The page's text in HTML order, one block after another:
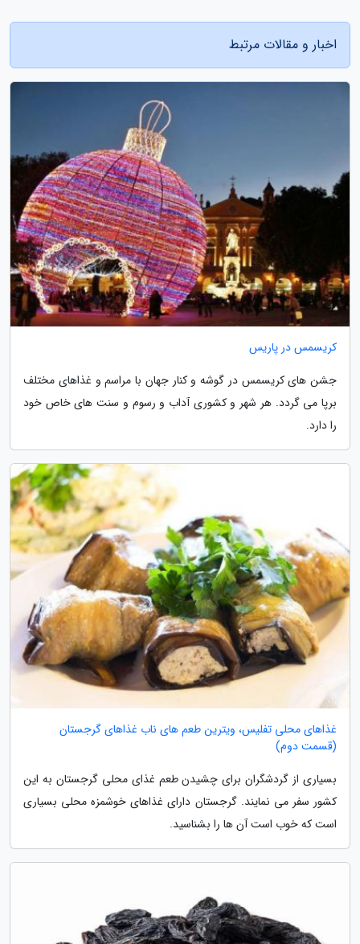
اخبار و مقالات مرتبط
کریسمس در پاریس
جشن های کریسمس در گوشه و کنار جهان با مراسم و غذاهای مختلف
برپا می گردد. هر شهر و کشوری آداب و رسوم و سنت های خاص خود
را دارد.
غذاهای محلی تفلیس، ویترین طعم های ناب غذاهای گرجستان
(قسمت دوم)
بسیاری از گردشگران برای چشیدن طعم غذای محلی گرجستان به این
کشور سفر می نمایند. گرجستان دارای غذاهای خوشمزه محلی بسیاری
است که خوب است آن ها را بشناسید.